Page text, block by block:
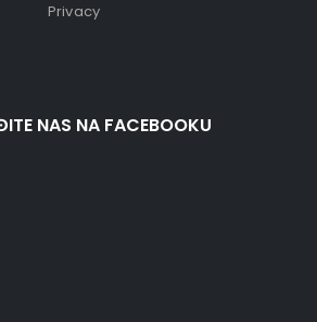
Privacy
NAS NA FACEBOOKU